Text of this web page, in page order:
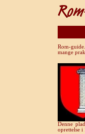
Rom-
mange
Denne
oprettelse